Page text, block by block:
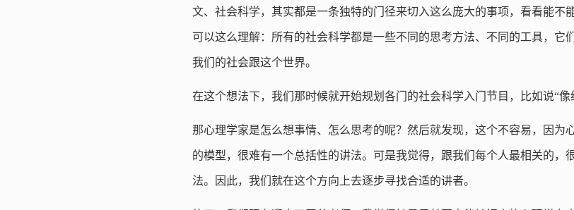
文、社会科学，其实都是一条独特的门径来切入这么庞大的事项，看看能不
可以这么理解：所有的社会科学都是一些不同的思考方法、不同的工具，它
我们的社会跟这个世界。
在这个想法下，我们那时候就开始规划各门的社会科学入门节目，比如说“像
那心理学家是怎么想事情、怎么思考的呢？然后就发现，这个不容易，因为
的模型，很难有一个总括性的讲法。可是我觉得，跟我们每个人最相关的，
法。因此，我们就在这个方向上去逐步寻找合适的讲者。